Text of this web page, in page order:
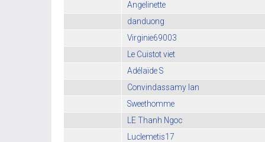
Angelinette
danduong
Virginie69003
Le Cuistot viet
Adélaïde S
Convindassamy lan
Sweethomme
LE Thanh Ngoc
Luclemetis17